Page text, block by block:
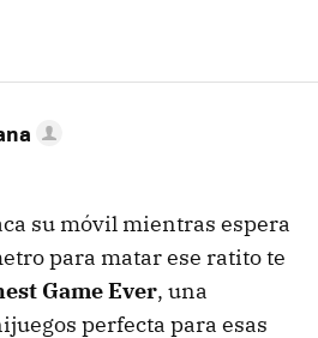
su móvil mientras espera
para matar ese ratito te
Game Ever, una
perfecta para esas